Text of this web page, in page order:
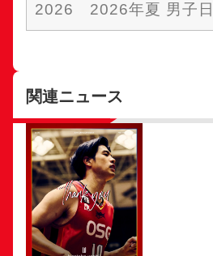
2026 2026年夏 男子
関連ニュース